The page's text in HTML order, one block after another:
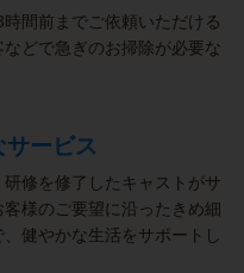
間前までご依頼いただける
どで急ぎのお掃除が必要な
サービス
修を修了したキャストがサ
様のご要望に沿ったきめ細
健やかな生活をサポートし